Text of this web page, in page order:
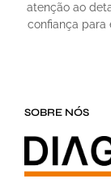
atenção ao
confiança para
SOBRE NÓS